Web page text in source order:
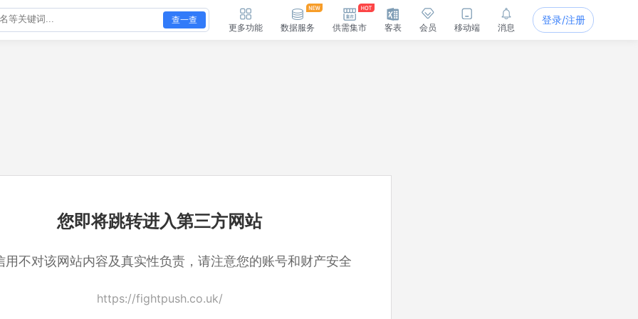
查一查
更多功能 数据服务 供需集市 客表 会员 移动端 消息
登录/注册
您即将跳转进入第三方网站
用不对该网站内容及真实性负责，请注意您的账号和财产安全
https://fightpush.co.uk/